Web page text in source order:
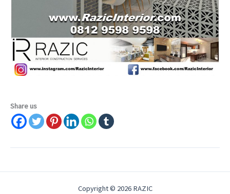
Share us
Copyright © 2026 RAZIC